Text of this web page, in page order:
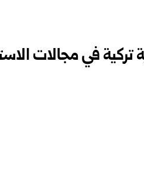
في مجالات